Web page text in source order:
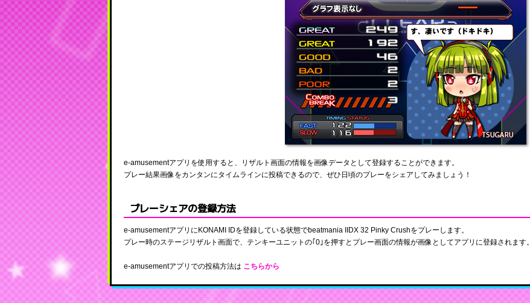
e-amusementアプリを使用すると、リザルト画面の情報を画像データとして登録することができます。
プレー結果画像をカンタンにタイムラインに投稿できるので、ぜひ日頃のプレーをシェアしてみましょう！
プレーシェアの登録方法
e-amusementアプリにKONAMI IDを登録している状態でbeatmania IIDX 32 Pinky Crushをプレーします。
プレー時のステージリザルト画面で、テンキーユニットの｢0｣を押すとプレー画面の情報が画像としてアプリに登録されます。
e-amusementアプリでの投稿方法は こちらから